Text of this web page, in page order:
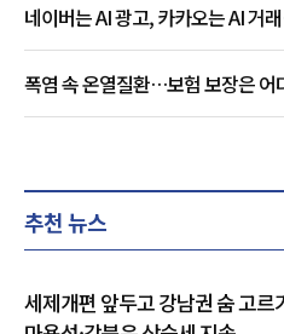
네이버는 AI 광고, 카카오는 AI 거
폭염 속 온열질환…보험 보장은 어
추천 뉴스
세제개편 앞두고 강남권 숨 고